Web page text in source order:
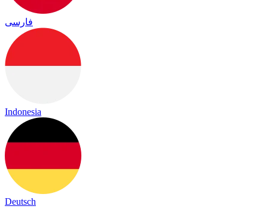
فارسی
Indonesia
Deutsch